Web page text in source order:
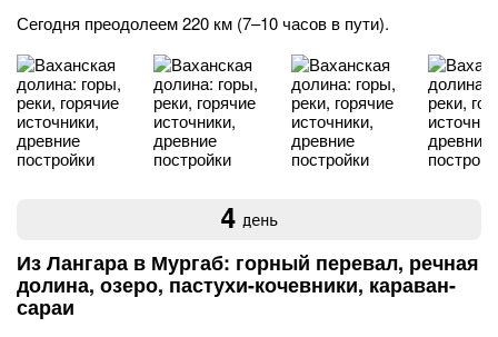
Сегодня преодолеем 220 км (7–10 часов в пути).
4 день
Из Лангара в Мургаб: горный перевал, речная
долина, озеро, пастухи-кочевники, караван-
сараи